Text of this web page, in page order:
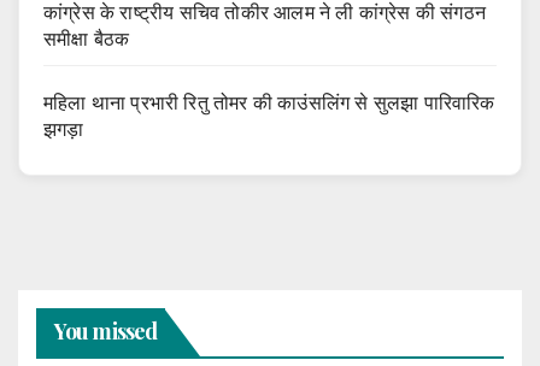
कांग्रेस के राष्ट्रीय सचिव तोकीर आलम ने ली कांग्रेस की संगठन
समीक्षा बैठक
महिला थाना प्रभारी रितु तोमर की काउंसलिंग से सुलझा पारिवारिक
झगड़ा
You missed